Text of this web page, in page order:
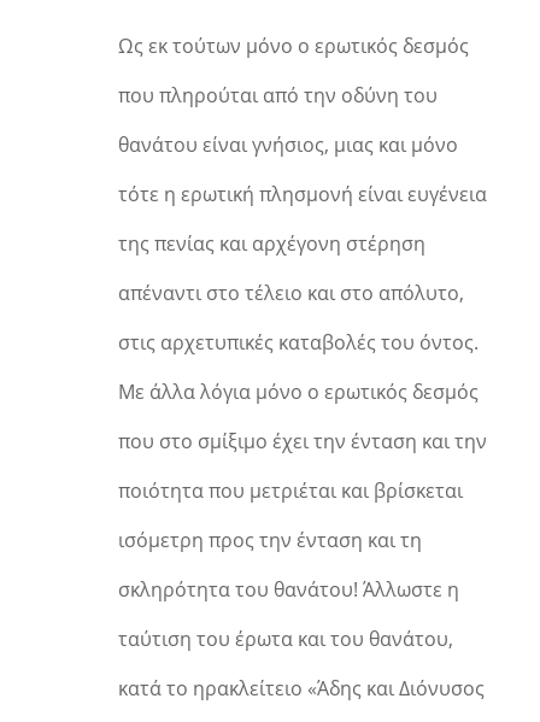
Ως εκ τούτων μόνο ο ερωτικός δεσμός
που πληρούται από την οδύνη του
θανάτου είναι γνήσιος, μιας και μόνο
τότε η ερωτική πλησμονή είναι ευγένεια
της πενίας και αρχέγονη στέρηση
απέναντι στο τέλειο και στο απόλυτο,
στις αρχετυπικές καταβολές του όντος.
Με άλλα λόγια μόνο ο ερωτικός δεσμός
που στο σμίξιμο έχει την ένταση και την
ποιότητα που μετριέται και βρίσκεται
ισόμετρη προς την ένταση και τη
σκληρότητα του θανάτου! Άλλωστε η
ταύτιση του έρωτα και του θανάτου,
κατά το ηρακλείτειο «Άδης και Διόνυσος